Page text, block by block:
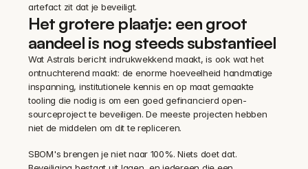
artefact zit dat je beveiligt.
Het grotere plaatje: een groot
aandeel is nog steeds substantieel
Wat Astrals bericht indrukwekkend maakt, is ook wat het
ontnuchterend maakt: de enorme hoeveelheid handmatige
inspanning, institutionele kennis en op maat gemaakte
tooling die nodig is om een goed gefinancierd open-
sourceproject te beveiligen. De meeste projecten hebben
niet de middelen om dit te repliceren.
SBOM's brengen je niet naar 100%. Niets doet dat.